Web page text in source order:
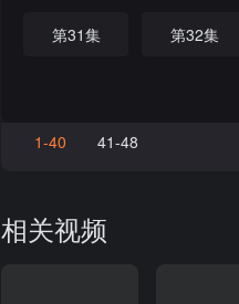
第31集 第32集
1-40 41-48
相关视频